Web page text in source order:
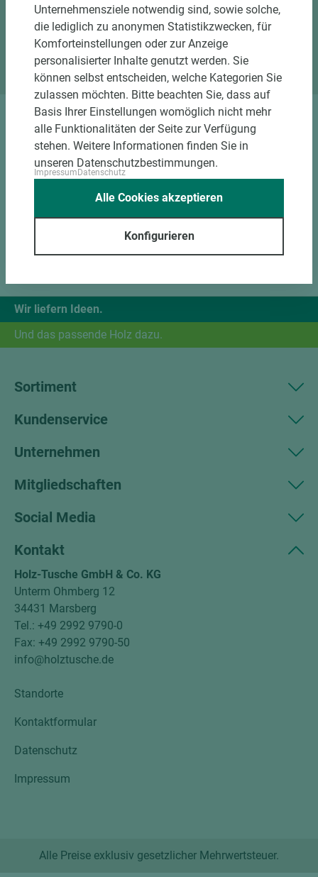
Jetzt Termin vereinbaren
Standort Emsbüren
DOWNLOADS
Wir liefern Ideen.
Und das passende Holz dazu.
Sortiment
Kundenservice
Unternehmen
Mitgliedschaften
Social Media
Kontakt
Holz-Tusche GmbH & Co. KG
Unterm Ohmberg 12
34431 Marsberg
Tel.: +49 2992 9790-0
Fax: +49 2992 9790-50
info@holztusche.de
Standorte
Kontaktformular
Datenschutz
Impressum
Alle Preise exklusiv gesetzlicher Mehrwertsteuer.
Unternehmensziele notwendig sind, sowie solche,
die lediglich zu anonymen Statistikzwecken, für
Komforteinstellungen oder zur Anzeige
personalisierter Inhalte genutzt werden. Sie
können selbst entscheiden, welche Kategorien Sie
zulassen möchten. Bitte beachten Sie, dass auf
Basis Ihrer Einstellungen womöglich nicht mehr
alle Funktionalitäten der Seite zur Verfügung
stehen. Weitere Informationen finden Sie in
unseren Datenschutzbestimmungen.
ImpressumDatenschutz
Konfigurieren
Alle Cookies akzeptieren